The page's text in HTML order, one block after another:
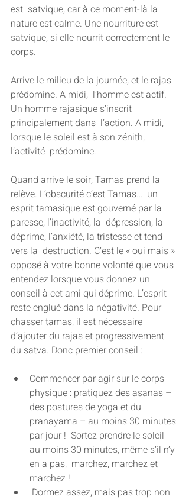
est  satvique, car à ce moment-là la
nature est calme. Une nourriture est
satvique, si elle nourrit correctement le
corps.
Arrive le milieu de la journée, et le rajas
prédomine. A midi,  l’homme est actif.
Un homme rajasique s’inscrit
principalement dans  l’action. A midi,
lorsque le soleil est à son zénith,
l’activité  prédomine.
Quand arrive le soir, Tamas prend la
relève. L’obscurité c’est Tamas…  un
esprit tamasique est gouverné par la
paresse, l’inactivité, la  dépression, la
déprime, l’anxiété, la tristesse et tend
vers la  destruction. C’est le « oui mais »
opposé à votre bonne volonté que vous
entendez lorsque vous donnez un
conseil à cet ami qui déprime. L’esprit
reste englué dans la négativité. Pour
chasser tamas, il est nécessaire
d’ajouter du rajas et progressivement
du satva. Donc premier conseil :
Commencer par agir sur le corps
physique : pratiquez des asanas –
des postures de yoga et du
pranayama – au moins 30 minutes
par jour !  Sortez prendre le soleil
au moins 30 minutes, même s’il n’y
en a pas,  marchez, marchez et
marchez !